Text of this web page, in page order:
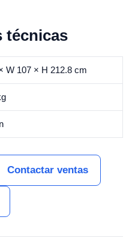
técnicas
W 107 × H 212.8 cm
Contactar ventas